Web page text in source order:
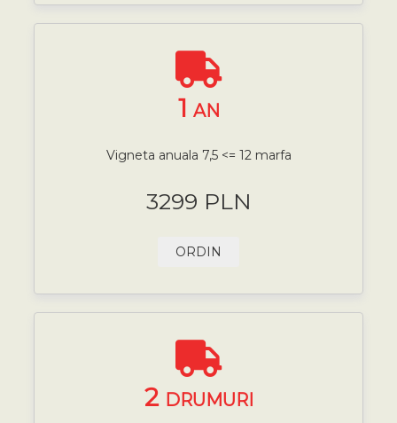
1 AN
Vigneta anuala 7,5 <= 12 marfa
3299 PLN
ORDIN
2 DRUMURI